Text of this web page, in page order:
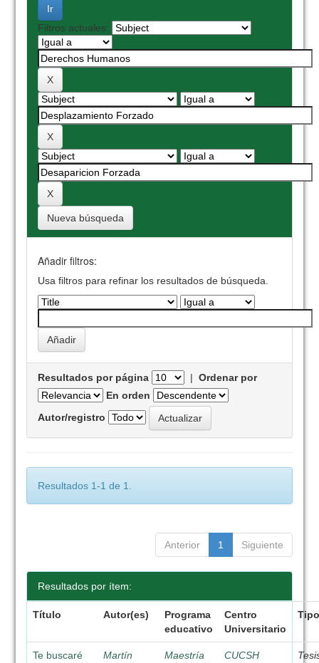
Filtros actuales:
Nueva búsqueda
Añadir filtros:
Usa filtros para refinar los resultados de búsqueda.
Resultados por página |Ordenar por
En orden
Autor/registro
Resultados 1-1 de 1.
Anterior 1 Siguiente
Resultados por ítem:
Título Autor(es)
Programa
educativo
Centro
Universitario
Te buscaré
Martín
Maestría
CUCSH